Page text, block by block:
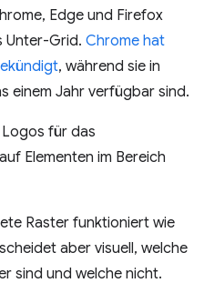
Edge und Firefox
Unter-Grid. Chrome hat
, während sie in
einem Jahr verfügbar sind.
Raster funktioniert wie
aber visuell, welche
sind und welche nicht.